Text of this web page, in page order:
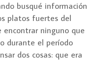
busqué información
platos fuertes del
encontrar ninguno que
durante el período
dos cosas: que era